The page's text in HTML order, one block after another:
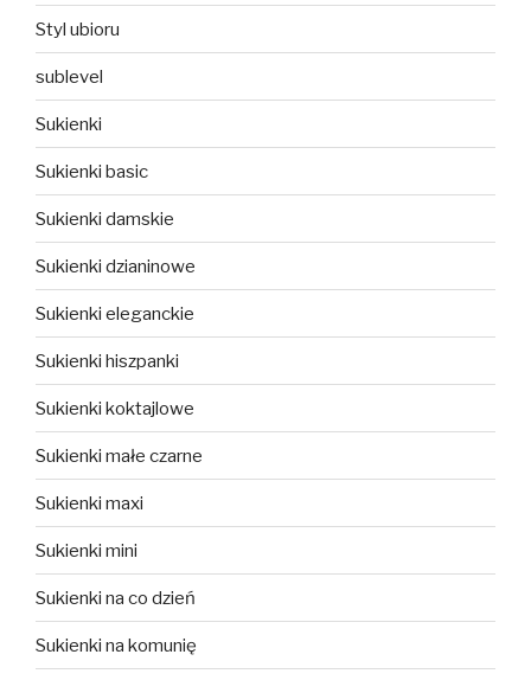
Styl ubioru
sublevel
Sukienki
Sukienki basic
Sukienki damskie
Sukienki dzianinowe
Sukienki eleganckie
Sukienki hiszpanki
Sukienki koktajlowe
Sukienki małe czarne
Sukienki maxi
Sukienki mini
Sukienki na co dzień
Sukienki na komunię